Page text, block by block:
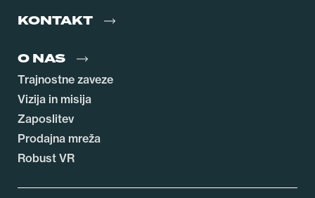
KONTAKT
O NAS
Trajnostne zaveze
Vizija in misija
Zaposlitev
Prodajna mreža
Robust VR